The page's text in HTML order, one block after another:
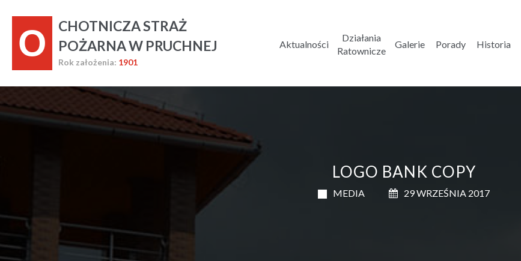
O
CHOTNICZA STRAŻ
POŻARNA W PRUCHNEJ
Rok założenia: 1901
Aktualności
Działania
Ratownicze
Galerie Porady Historia
LOGO BANK COPY
MEDIA 29 WRZEŚNIA 2017